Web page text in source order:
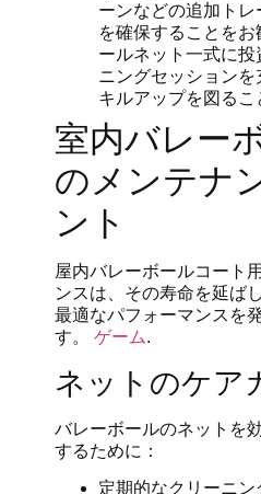
ーンなどの追加ト
を確保することを
ールネット一式に
ニングセッション
キルアップを図るこ
室内バレー
のメンテナ
ント
屋内バレーボールコート
ンスは、その寿命を延ば
最適なパフォーマンスを
す。 ゲーム.
ネットのケア
バレーボールのネットを
するために：
定期的なクリーニ